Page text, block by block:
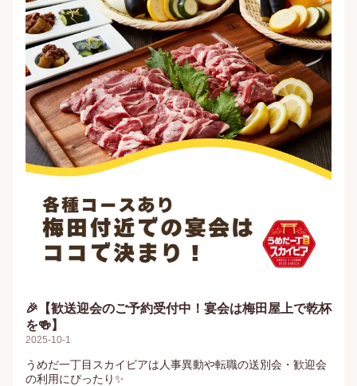
🎉【歓送迎会のご予約受付中！宴会は梅田屋上で乾杯
を🍻】
2025-10-1
うめだ一丁目スカイビアは人事異動や転職の送別会・歓迎会
の利用にぴったり✨